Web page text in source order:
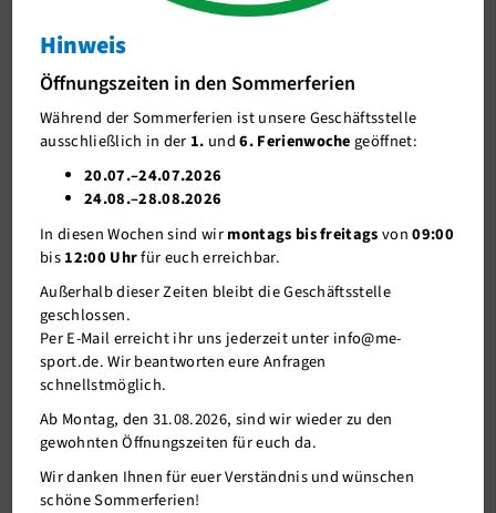
Tischtennis
Deutscher Tischtennis-Bund ehrt ME-Sport für
Engagement an Schulen
16.05.2022
J-Team
Stellenangebote
Förderverein me-sport e.V.
Mitgliederservice
Verantwortung
Hinweis
Öffnungszeiten in den Sommerferien
Während der Sommerferien ist unsere Geschäftsstelle
ausschließlich in der 1. und6. Ferienwochegeöffnet:
20.07.–24.07.2026
24.08.–28.08.2026
In diesen Wochen sind wirmontags bis freitagsvon09:00
bis12:00 Uhrfür euch erreichbar.
Außerhalb dieser Zeiten bleibt die Geschäftsstelle
geschlossen.
Per E-Mail erreicht ihr uns jederzeit unter info@me-
sport.de. Wir beantworten eure Anfragen
schnellstmöglich.
Ab Montag, den 31.08.2026, sind wir wieder zu den
gewohnten Öffnungszeiten für euch da.
Wir danken Ihnen für euer Verständnis und wünschen
schöne Sommerferien!